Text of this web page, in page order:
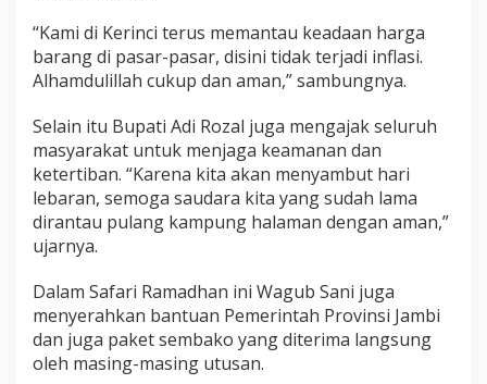
“Kami di Kerinci terus memantau keadaan harga
barang di pasar-pasar, disini tidak terjadi inflasi.
Alhamdulillah cukup dan aman,” sambungnya.
Selain itu Bupati Adi Rozal juga mengajak seluruh
masyarakat untuk menjaga keamanan dan
ketertiban. “Karena kita akan menyambut hari
lebaran, semoga saudara kita yang sudah lama
dirantau pulang kampung halaman dengan aman,”
ujarnya.
Dalam Safari Ramadhan ini Wagub Sani juga
menyerahkan bantuan Pemerintah Provinsi Jambi
dan juga paket sembako yang diterima langsung
oleh masing-masing utusan.